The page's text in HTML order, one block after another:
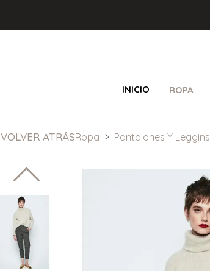
INICIO ROPA
VOLVER ATRÁSRopa Pantalones Y Leggins